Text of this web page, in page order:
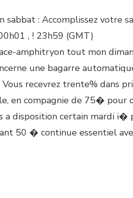
sabbat : Accomplissez votre
, ! 23h59 (GMT)
amphitryon tout mon
une bagarre
Vous recevrez trente% dans
en compagnie de 75�
a disposition certain mardi
50 � continue essentiel